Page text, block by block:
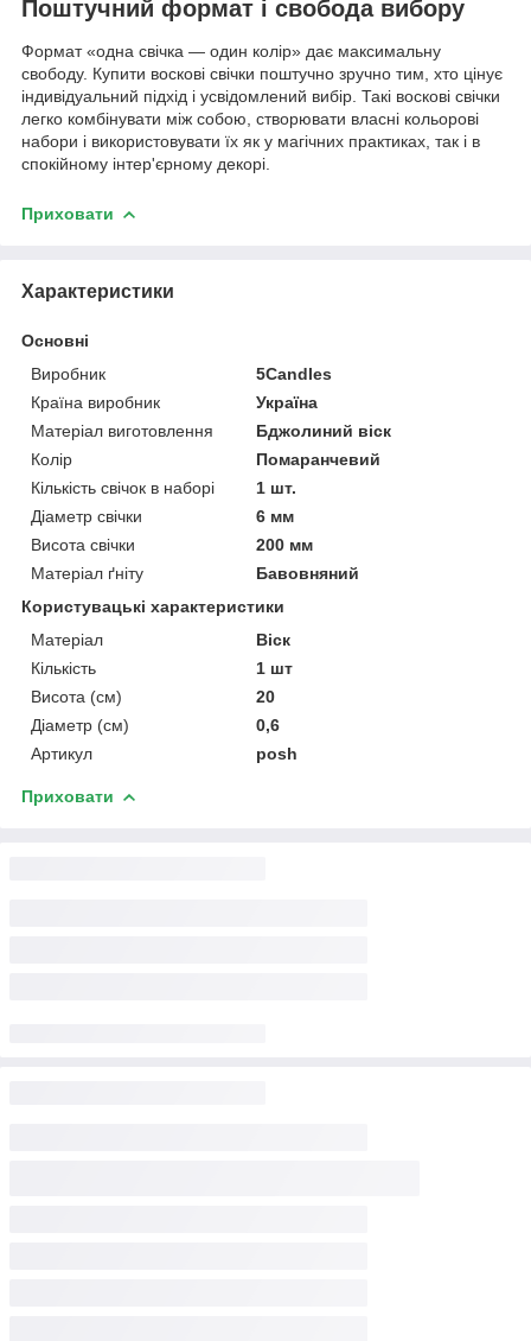
Поштучний формат і свобода вибору
Формат «одна свічка — один колір» дає максимальну
свободу. Купити воскові свічки поштучно зручно тим, хто цінує
індивідуальний підхід і усвідомлений вибір. Такі воскові свічки
легко комбінувати між собою, створювати власні кольорові
набори і використовувати їх як у магічних практиках, так і в
спокійному інтер'єрному декорі.
Приховати
Характеристики
Основні
Виробник
5Candles
Країна виробник
Україна
Матеріал виготовлення
Бджолиний віск
Колір
Помаранчевий
Кількість свічок в наборі
1 шт.
Діаметр свічки
6 мм
Висота свічки
200 мм
Матеріал ґніту
Бавовняний
Користувацькі характеристики
Матеріал
Віск
Кількість
1 шт
Висота (см)
20
Діаметр (см)
0,6
Артикул
posh
Приховати